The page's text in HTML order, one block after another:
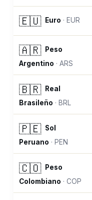
🇪🇺 Euro · EUR
🇦🇷
Peso
Argentino ·ARS
🇧🇷
Real
Brasileño · BRL
🇵🇪 Sol
Peruano · PEN
🇨🇴
Peso
Colombiano ·COP